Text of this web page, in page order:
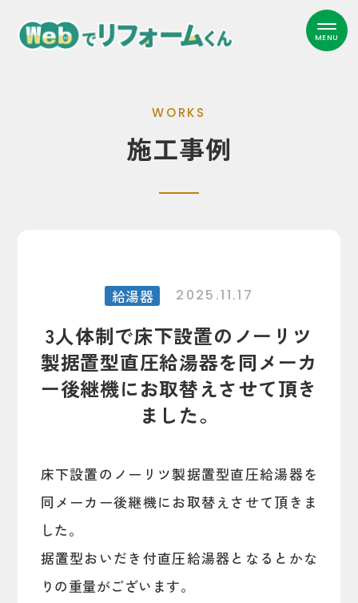
WORKS
施工事例
給湯器 2025.11.17
3人体制で床下設置のノーリツ
製据置型直圧給湯器を同メーカ
ー後継機にお取替えさせて頂き
ました。
床下設置のノーリツ製据置型直圧給湯器を
同メーカー後継機にお取替えさせて頂きま
した。
据置型おいだき付直圧給湯器となるとかな
りの重量がございます。